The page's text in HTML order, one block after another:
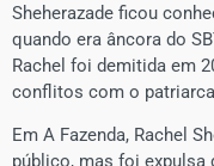
Sheherazade ficou
quando era âncora do
Rachel foi demitida em
conflitos com o
Em A Fazenda, Rachel
público, mas foi expulsa